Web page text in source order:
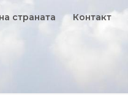
страната Контакт